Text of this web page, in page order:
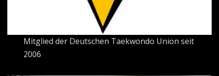
Mitglied der Deutschen Taekwondo Union seit
2006